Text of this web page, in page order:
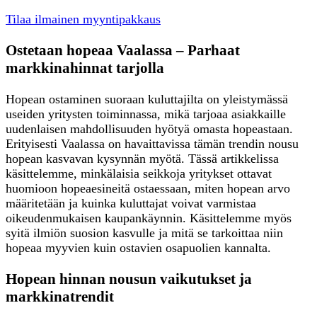
Tilaa ilmainen myyntipakkaus
Ostetaan hopeaa Vaalassa – Parhaat
markkinahinnat tarjolla
Hopean ostaminen suoraan kuluttajilta on yleistymässä
useiden yritysten toiminnassa, mikä tarjoaa asiakkaille
uudenlaisen mahdollisuuden hyötyä omasta hopeastaan.
Erityisesti Vaalassa on havaittavissa tämän trendin nousu
hopean kasvavan kysynnän myötä. Tässä artikkelissa
käsittelemme, minkälaisia seikkoja yritykset ottavat
huomioon hopeaesineitä ostaessaan, miten hopean arvo
määritetään ja kuinka kuluttajat voivat varmistaa
oikeudenmukaisen kaupankäynnin. Käsittelemme myös
syitä ilmiön suosion kasvulle ja mitä se tarkoittaa niin
hopeaa myyvien kuin ostavien osapuolien kannalta.
Hopean hinnan nousun vaikutukset ja
markkinatrendit